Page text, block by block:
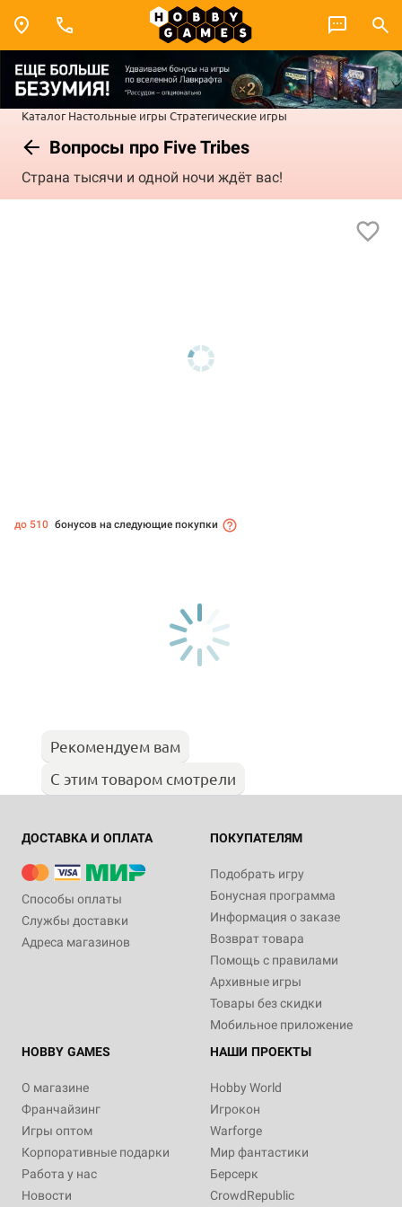
Каталог Настольные игры Стратегические игры
Вопросы про Five Tribes
Страна тысячи и одной ночи ждёт вас!
до 510 бонусов на следующие покупки
Рекомендуем вам
С этим товаром смотрели
ДОСТАВКА И ОПЛАТА
Способы оплаты
Службы доставки
Адреса магазинов
ПОКУПАТЕЛЯМ
Подобрать игру
Бонусная программа
Информация о заказе
Возврат товара
Помощь с правилами
Архивные игры
Товары без скидки
Мобильное приложение
HOBBY GAMES
О магазине
Франчайзинг
Игры оптом
Корпоративные подарки
Работа у нас
Новости
НАШИ ПРОЕКТЫ
Hobby World
Игрокон
Warforge
Мир фантастики
Берсерк
CrowdRepublic